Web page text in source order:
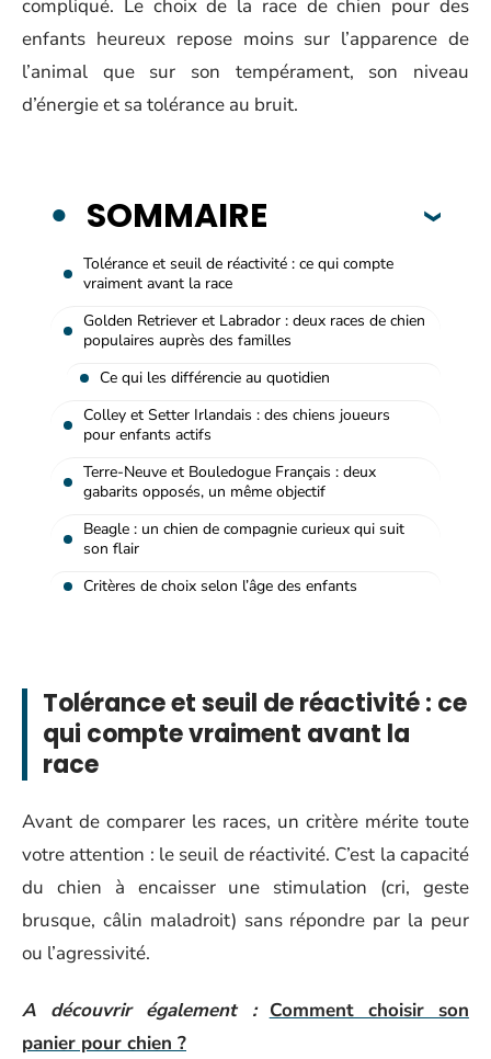
compliqué. Le choix de la race de chien pour des
enfants heureux repose moins sur l’apparence de
l’animal que sur son tempérament, son niveau
d’énergie et sa tolérance au bruit.
SOMMAIRE
Tolérance et seuil de réactivité : ce qui compte
vraiment avant la race
Golden Retriever et Labrador : deux races de chien
populaires auprès des familles
Ce qui les différencie au quotidien
Colley et Setter Irlandais : des chiens joueurs
pour enfants actifs
Terre-Neuve et Bouledogue Français : deux
gabarits opposés, un même objectif
Beagle : un chien de compagnie curieux qui suit
son flair
Critères de choix selon l’âge des enfants
Tolérance et seuil de réactivité : ce
qui compte vraiment avant la
race
Avant de comparer les races, un critère mérite toute
votre attention : le seuil de réactivité. C’est la capacité
du chien à encaisser une stimulation (cri, geste
brusque, câlin maladroit) sans répondre par la peur
ou l’agressivité.
A découvrir également : Comment choisir son
panier pour chien ?